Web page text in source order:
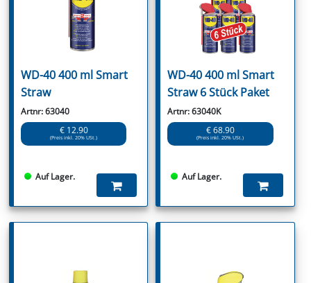
WD-40 400 ml Smart
Straw
Artnr: 63040
€ 12.90
(Preis inkl. 20% USt.)
Auf Lager.
WD-40 400 ml Smart
Straw 6 Stück Paket
Artnr: 63040K
€ 68.90
(Preis inkl. 20% USt.)
Auf Lager.